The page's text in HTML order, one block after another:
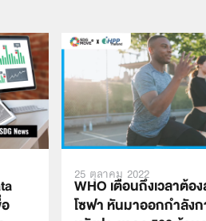
25 ตุลาคม 2022
WHO เตือนถึงเวลาต้อ
โซฟา หันมาออกกำลัง